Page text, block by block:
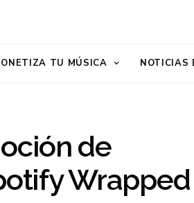
TU MÚSICA NOTICIAS
de
Wrapped